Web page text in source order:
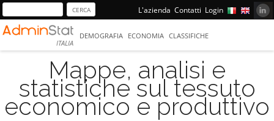
L'azienda Contatti Login
ITALIA
DEMOGRAFIA ECONOMIA CLASSIFICHE
Mappe, analisi e
statistiche sul tessuto
economico e produttivo